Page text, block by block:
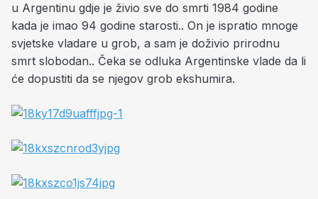
u Argentinu gdje je živio sve do smrti 1984 godine
kada je imao 94 godine starosti.. On je ispratio mnoge
svjetske vladare u grob, a sam je doživio prirodnu
smrt slobodan.. Čeka se odluka Argentinske vlade da li
će dopustiti da se njegov grob ekshumira.